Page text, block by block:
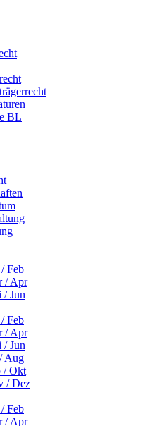
BL
Feb
/ Apr
/ Jun
Feb
/ Apr
/ Jun
Aug
/ Okt
/ Dez
Feb
/ Apr